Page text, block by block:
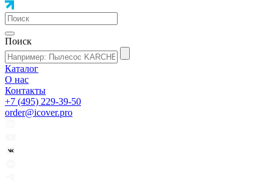
Поиск
Каталог
О нас
Контакты
+7 (495) 229-39-50
order@icover.pro